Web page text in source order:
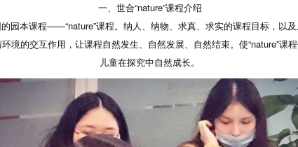
一、世合“nature”课程介绍
本课程——“nature”课程。纳人、纳物、求真、求实的课程目标，以
境的交互作用，让课程自然发生、自然发展、自然结束。使“nature”课
儿童在探究中自然成长。